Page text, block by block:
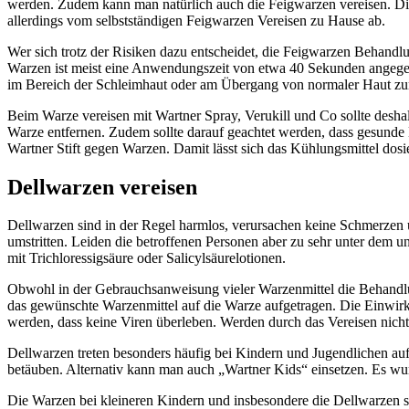
werden. Zudem kann man natürlich auch die Feigwarzen vereisen.
allerdings vom selbstständigen Feigwarzen Vereisen zu Hause ab.
Wer sich trotz der Risiken dazu entscheidet, die Feigwarzen
Warzen ist meist eine Anwendungszeit von etwa 40 Sekunden
im Bereich der Schleimhaut oder am Übergang von normaler Haut
Beim Warze vereisen mit Wartner Spray, Verukill und Co sollte
Warze entfernen. Zudem sollte darauf geachtet werden, dass
Wartner Stift gegen Warzen. Damit lässt sich das Kühlungsmittel
Dellwarzen vereisen
Dellwarzen sind in der Regel harmlos, verursachen keine
umstritten. Leiden die betroffenen Personen aber zu sehr unter dem
mit Trichloressigsäure oder Salicylsäurelotionen.
Obwohl in der Gebrauchsanweisung vieler Warzenmittel die
das gewünschte Warzenmittel auf die Warze aufgetragen. Die
werden, dass keine Viren überleben. Werden durch das Vereisen
Dellwarzen treten besonders häufig bei Kindern und Jugendlichen
betäuben. Alternativ kann man auch „Wartner Kids“ einsetzen. Es
Die Warzen bei kleineren Kindern und insbesondere die